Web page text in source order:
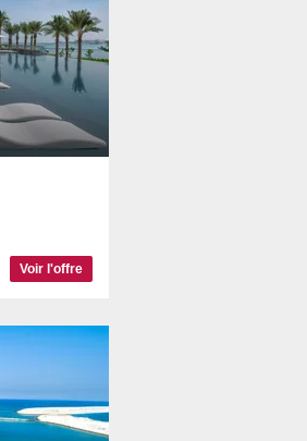
Voir l'offre